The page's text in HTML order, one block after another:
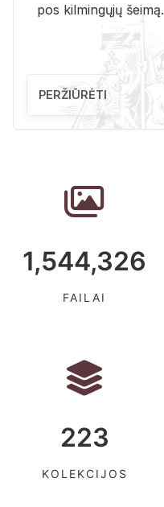
pos kil­min­gų­jų šei­mą.
PERŽIŪRĖTI
1,544,326
FAILAI
223
KOLEKCIJOS